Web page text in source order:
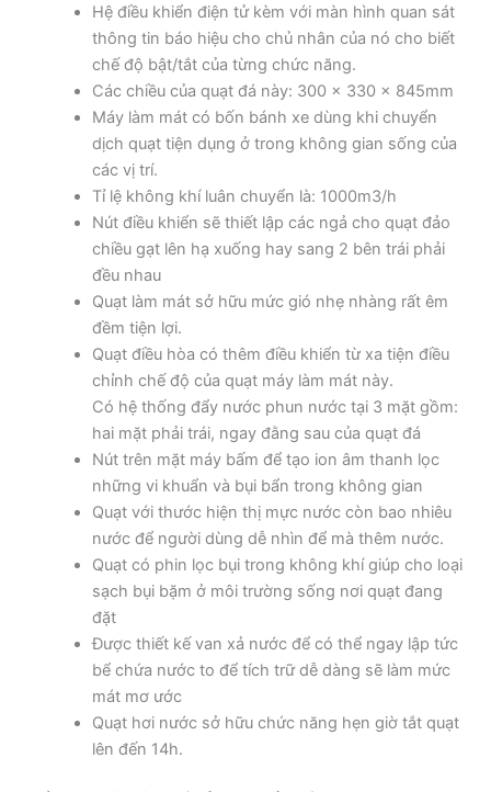
Hệ điều khiển điện tử kèm với màn hình quan sát
thông tin báo hiệu cho chủ nhân của nó cho biết
chế độ bật/tắt của từng chức năng.
Các chiều của quạt đá này: 300 x 330 x 845mm
Máy làm mát có bốn bánh xe dùng khi chuyển
dịch quạt tiện dụng ở trong không gian sống của
các vị trí.
Tỉ lệ không khí luân chuyển là: 1000m3/h
Nút điều khiển sẽ thiết lập các ngả cho quạt đảo
chiều gạt lên hạ xuống hay sang 2 bên trái phải
đều nhau
Quạt làm mát sở hữu mức gió nhẹ nhàng rất êm
đềm tiện lợi.
Quạt điều hòa có thêm điều khiển từ xa tiện điều
chỉnh chế độ của quạt máy làm mát này.
Có hệ thống đẩy nước phun nước tại 3 mặt gồm:
hai mặt phải trái, ngay đằng sau của quạt đá
Nút trên mặt máy bấm để tạo ion âm thanh lọc
những vi khuẩn và bụi bẩn trong không gian
Quạt với thước hiện thị mực nước còn bao nhiêu
nước để người dùng dễ nhìn để mà thêm nước.
Quạt có phin lọc bụi trong không khí giúp cho loại
sạch bụi bặm ở môi trường sống nơi quạt đang
đặt
Được thiết kế van xả nước để có thể ngay lập tức
bể chứa nước to để tích trữ dễ dàng sẽ làm mức
mát mơ ước
Quạt hơi nước sở hữu chức năng hẹn giờ tắt quạt
lên đến 14h.